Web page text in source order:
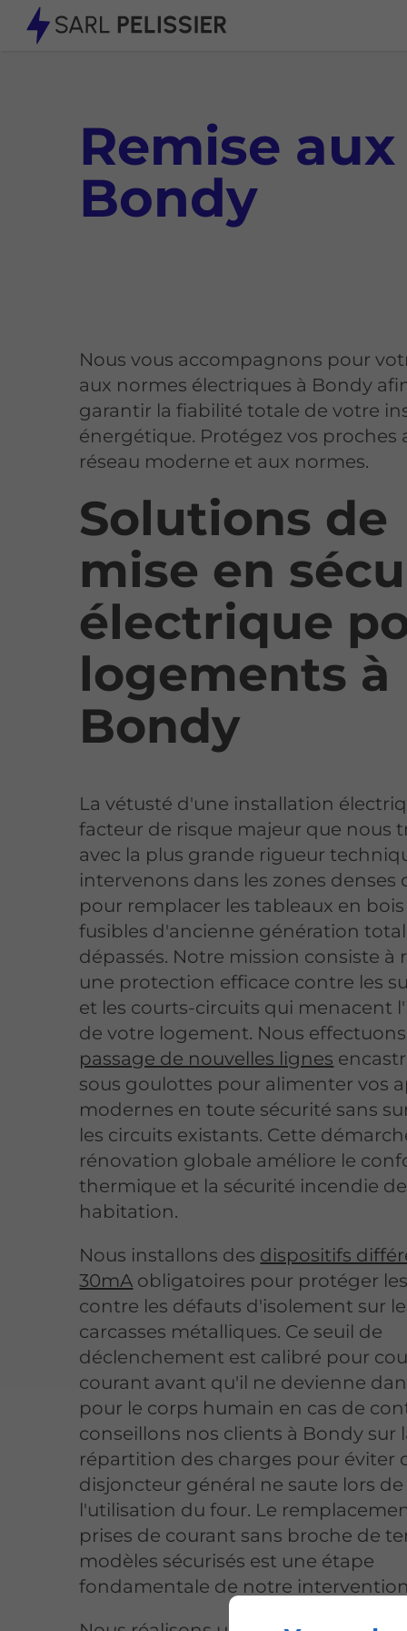
Remise
Bondy
Nous vous accompagnons pour
aux normes électriques à Bondy
garantir la fiabilité totale de votre
énergétique. Protégez vos proches
réseau moderne et aux normes.
Solutions de
mise en
électrique
logements à
Bondy
La vétusté d'une installation
facteur de risque majeur que nous
avec la plus grande rigueur
intervenons dans les zones denses
pour remplacer les tableaux en bois
fusibles d'ancienne génération
dépassés. Notre mission consiste à
une protection efficace contre les
et les courts-circuits qui menacent
de votre logement. Nous
passage de nouvelles lignes
sous goulottes pour alimenter vos
modernes en toute sécurité sans
les circuits existants. Cette
rénovation globale améliore le
thermique et la sécurité incendie
habitation.
Nous installons des dispositifs
30mA obligatoires pour protéger
contre les défauts d'isolement sur
carcasses métalliques. Ce seuil de
déclenchement est calibré pour
courant avant qu'il ne devienne
pour le corps humain en cas de
conseillons nos clients à Bondy sur
répartition des charges pour éviter
disjoncteur général ne saute lors de
l'utilisation du four. Le
prises de courant sans broche de
modèles sécurisés est une étape
fondamentale de notre